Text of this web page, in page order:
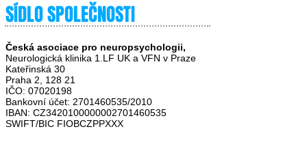
SÍDLO SPOLEČNOSTI
Česká asociace pro neuropsychologii,
Neurologická klinika 1.LF UK a VFN v Praze
Kateřinská 30
Praha 2, 128 21
IČO: 07020198
Bankovní účet: 2701460535/2010
IBAN: CZ3420100000002701460535
SWIFT/BIC FIOBCZPPXXX